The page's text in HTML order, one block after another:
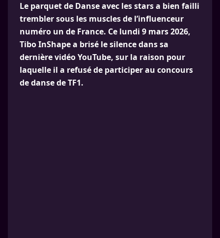
Le parquet de Danse avec les stars a bien failli
trembler sous les muscles de l’influenceur
numéro un de France. Ce lundi 9 mars 2026,
Tibo InShape a brisé le silence dans sa
dernière vidéo YouTube, sur la raison pour
laquelle il a refusé de participer au concours
de danse de TF1.